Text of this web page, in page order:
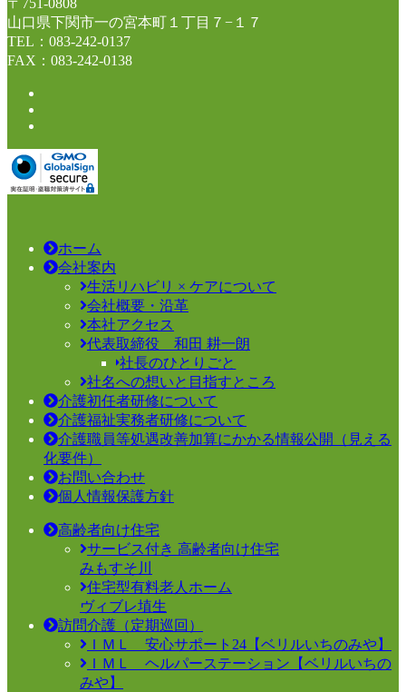
〒751-0808
山口県下関市一の宮本町１丁目７−１７
TEL：083-242-0137
FAX：083-242-0138
ホーム
会社案内
生活リハビリ × ケアについて
会社概要・沿革
本社アクセス
代表取締役 和田 耕一朗
社長のひとりごと
社名への想いと目指すところ
介護初任者研修について
介護福祉実務者研修について
介護職員等処遇改善加算にかかる情報公開（見える
化要件）
お問い合わせ
個人情報保護方針
高齢者向け住宅
サービス付き 高齢者向け住宅
みもすそ川
住宅型有料老人ホーム
ヴィブレ埴生
訪問介護（定期巡回）
ＩＭＬ 安心サポート24【ベリルいちのみや】
ＩＭＬ ヘルパーステーション【ベリルいちの
みや】